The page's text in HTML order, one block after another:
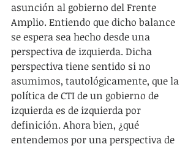
asunción al gobierno del Frente
Amplio. Entiendo que dicho balance
se espera sea hecho desde una
perspectiva de izquierda. Dicha
perspectiva tiene sentido si no
asumimos, tautológicamente, que la
política de CTI de un gobierno de
izquierda es de izquierda por
definición. Ahora bien, ¿qué
entendemos por una perspectiva de